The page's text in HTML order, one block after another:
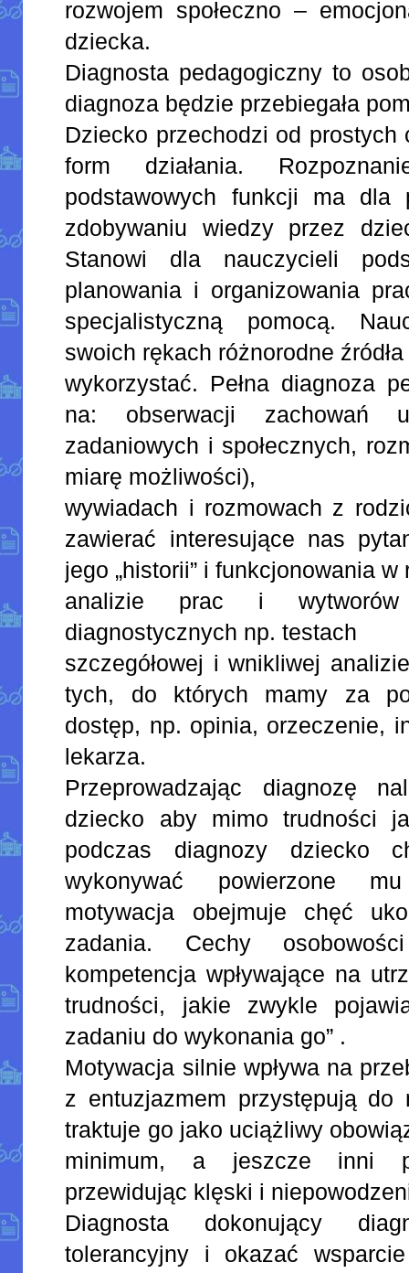
rozwojem społeczno –
dziecka.
Diagnosta pedagogiczny to
diagnoza będzie przebiegała
Dziecko przechodzi od
form działania.
podstawowych funkcji ma dla
zdobywaniu wiedzy przez
Stanowi dla nauczycieli
planowania i organizowania
specjalistyczną pomocą.
swoich rękach różnorodne
wykorzystać. Pełna diagnoza
na: obserwacji zachowań
zadaniowych i społecznych,
miarę możliwości),
wywiadach i rozmowach z
zawierać interesujące nas
jego „historii” i funkcjonowania w
analizie prac i wytworów
diagnostycznych np. testach
szczegółowej i wnikliwej
tych, do których mamy za
dostęp, np. opinia, orzeczenie,
lekarza.
Przeprowadzając diagnozę
dziecko aby mimo trudności
podczas diagnozy dziecko
wykonywać powierzone
motywacja obejmuje chęć
zadania. Cechy
kompetencja wpływające na
trudności, jakie zwykle
zadaniu do wykonania go” .
Motywacja silnie wpływa na
z entuzjazmem przystępują do
traktuje go jako uciążliwy
minimum, a jeszcze inni
przewidując klęski i
Diagnosta dokonujący
tolerancyjny i okazać